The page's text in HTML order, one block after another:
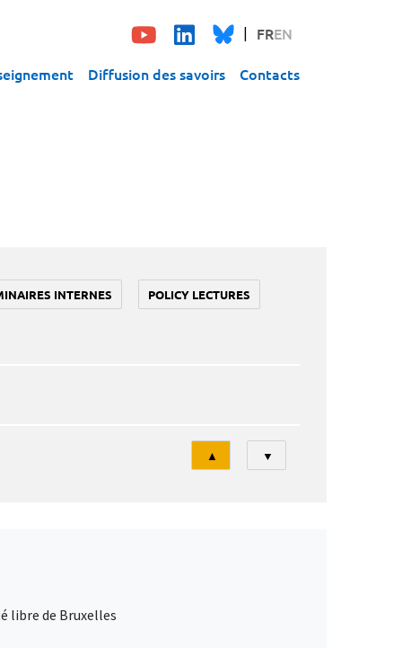
FREN
Diffusion des savoirs Contacts
INTERNES POLICY LECTURES
Tri
▲ ▼
libre de Bruxelles